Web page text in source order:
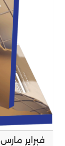
فبراير مارس 2023